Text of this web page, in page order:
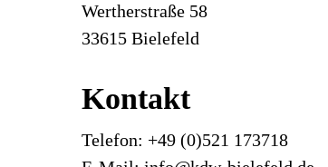
Wertherstraße 58
33615 Bielefeld
Kontakt
Telefon: +49 (0)521 173718